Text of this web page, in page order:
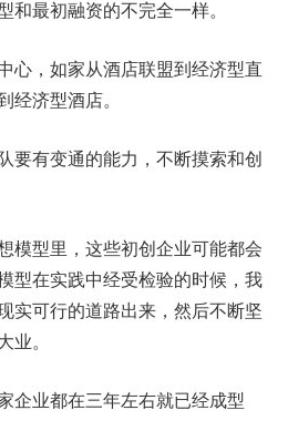
和最初融资的不完全一样。
心，如家从酒店联盟到经济型直
经济型酒店。
要有变通的能力，不断摸索和创
模型里，这些初创企业可能都会
型在实践中经受检验的时候，我
实可行的道路出来，然后不断坚
业。
企业都在三年左右就已经成型